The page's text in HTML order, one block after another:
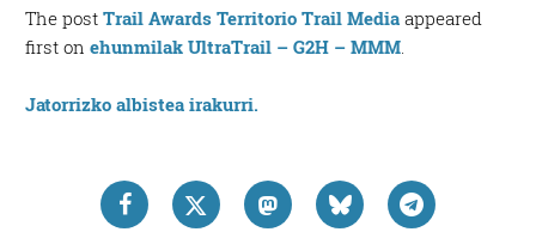
The postTrail Awards Territorio Trail Media appeared
first onehunmilak UltraTrail – G2H – MMM
Jatorrizko albistea irakurri.